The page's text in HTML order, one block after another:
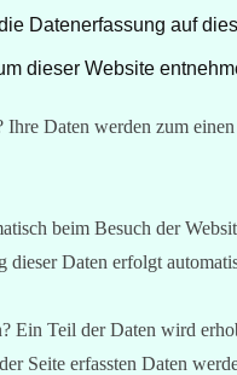
Datenerfassung auf
dieser Website
Ihre Daten werden zum
beim Besuch der
dieser Daten erfolgt
Ein Teil der Daten wird
Seite erfassten Daten